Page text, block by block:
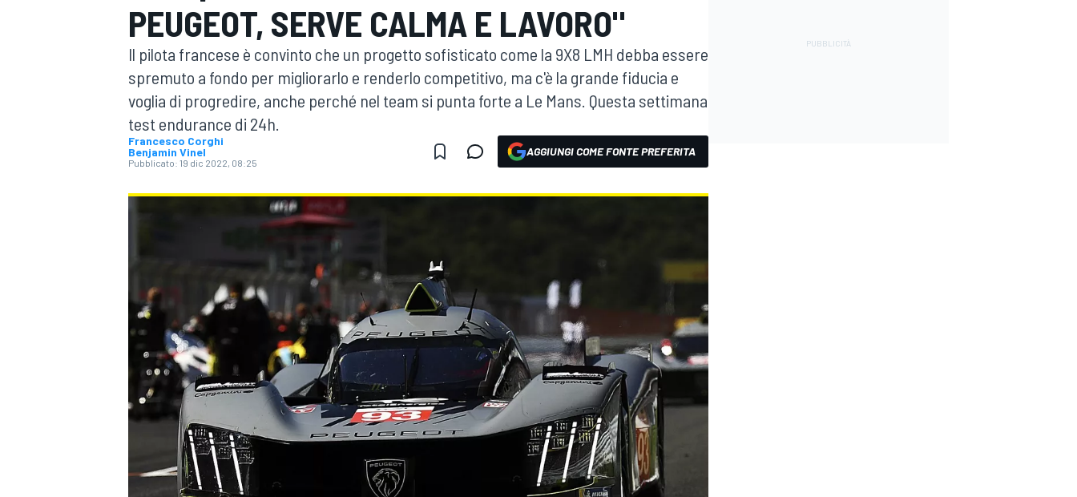
MOTOGP WEC
WRC
PEUGEOT, SERVE CALMA E LAVORO"
Il pilota francese è convinto che un progetto sofisticato come la 9X8 LMH debba essere
spremuto a fondo per migliorarlo e renderlo competitivo, ma c'è la grande fiducia e
voglia di progredire, anche perché nel team si punta forte a Le Mans. Questa settimana
test endurance di 24h.
Francesco Corghi
Benjamin Vinel
Pubblicato: 19 dic 2022, 08:25
AGGIUNGI COME FONTE PREFERITA